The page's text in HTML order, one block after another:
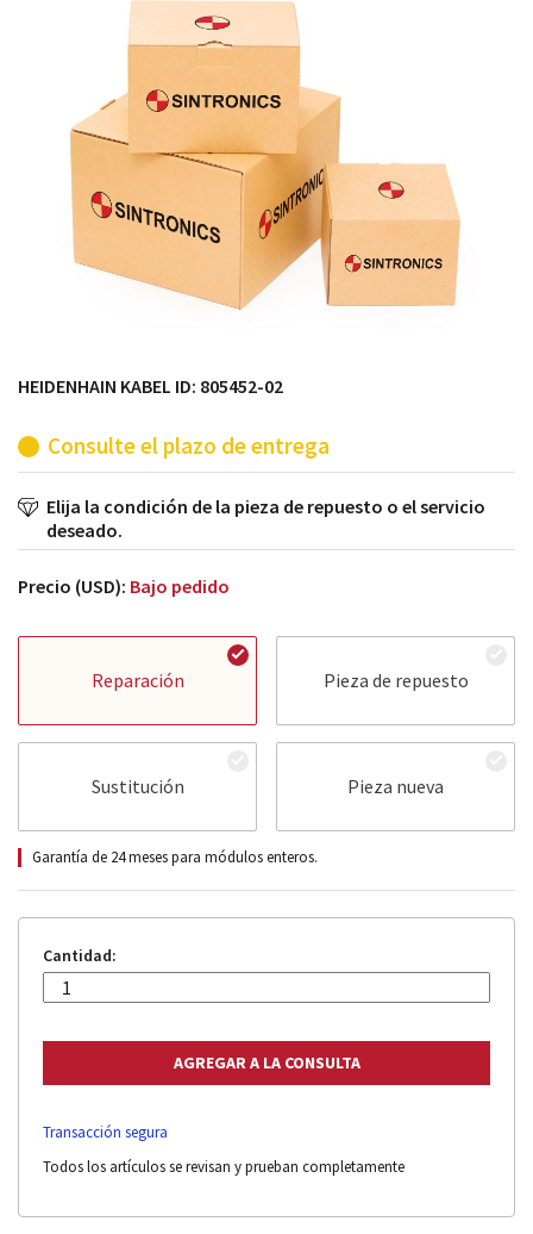
módulos antiguos a un alto nivel técnico o sustitución
de módulos descontinuados por módulos del propio
HEIDENHAIN KABEL ID: 805452-02
Consulte el plazo de entrega
Elija la condición de la pieza de repuesto o el servicio
deseado.
Precio (USD): Bajo pedido
Reparación Pieza de repuesto
Sustitución Pieza nueva
Garantía de 24 meses para módulos enteros.
Cantidad:
Transacción segura
Todos los artículos se revisan y prueban completamente